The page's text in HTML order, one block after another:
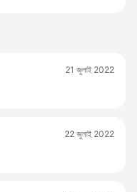
21 জুলাই 2022
22 জুলাই 2022